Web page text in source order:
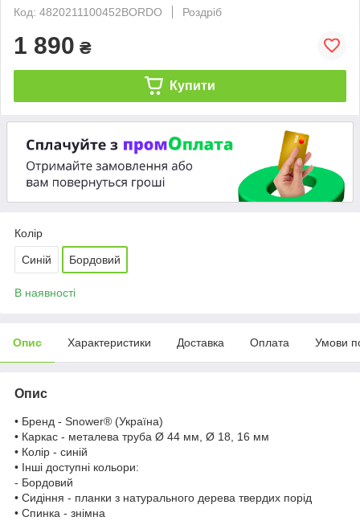
Код: 4820211100452BORDO
Роздріб
1 890 ₴
Купити
Колір
Синій Бордовий
В наявності
Опис Характеристики Доставка Оплата Умови
Опис
• Бренд - Snower® (Україна)
• Каркас - металева труба Ø 44 мм, Ø 18, 16 мм
• Колір - синій
• Інші доступні кольори:
- Бордовий
• Сидіння - планки з натурального дерева твердих порід
• Спинка - знімна